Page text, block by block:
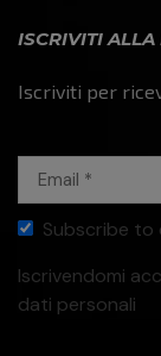
ISCRIVITI ALLA
Iscriviti per
Subscribe
Iscrivendomi
dati personali